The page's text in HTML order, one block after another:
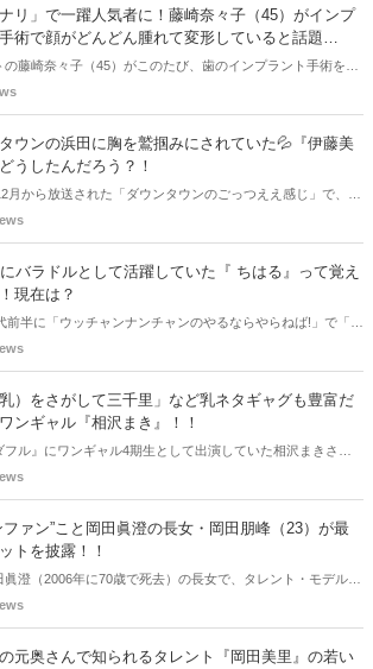
ナリ」で一躍人気者に！藤崎奈々子（45）がインプ
術で顔がどんどん腫れて変形していると話題
の藤崎奈々子（45）がこのたび、歯のインプラント手術を行
顔が腫れていく様子を自身のインスタグラムで公開しまし
ウンの浜田に胸を鷲掴みにされていた💦『伊藤美
うしたんだろう？！
月から放送された「ダウンタウンのごっつええ感じ」で、お
田)に複数回に渡り胸を鷲掴みにされるなどのセクハラを受
とめてみました。
バラドルとして活躍していた『 ちはる』って覚え
現在は？
前半に「ウッチャンナンチャンのやるならやらねば!」で「マ
モー」のミモー 役で一躍人気タレントとなったバラドルちは
乳）をさがして三千里」など乳ネタギャグも豊富だ
ンギャル『相沢まき』！！
フル』にワンギャル4期生として出演していた相沢まきさ
ドルタレントでありながら乳ネタの一発ギャグやものまねも
ファン”こと岡田眞澄の長女・岡田朋峰（23）が最
トを披露！！
眞澄（2006年に70歳で死去）の長女で、タレント・モデルと
する岡田朋峰（おかだ ともみ、23）がこのたび、自身のイン
す。
元奥さんで知られるタレント『岡田美里』の若い